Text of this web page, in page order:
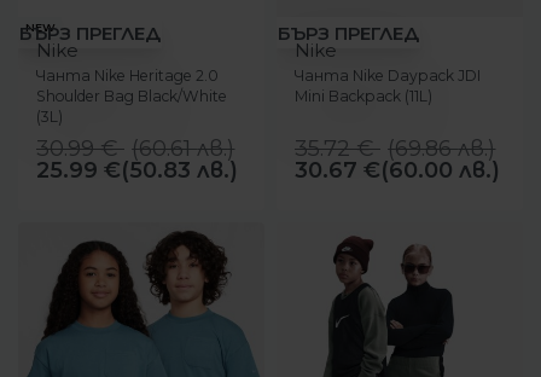
-16%
NEW
БЪРЗ ПРЕГЛЕД
Nike
Чанта Nike Heritage 2.0
Shoulder Bag Black/White
(3L)
30.99€ (60.61лв.)
25.99 €(50.83 лв.)
-14%
БЪРЗ ПРЕГЛЕД
Nike
Чанта Nike Daypack JDI
Mini Backpack (11L)
35.72€ (69.86лв.)
30.67 €(60.00 лв.)